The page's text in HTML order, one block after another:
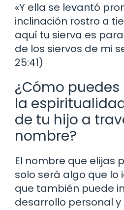
«Y ella se levantó
inclinación rostro a
aquí tu sierva es
de los siervos de mi
25:41)
¿Cómo
la
de tu hijo a
nombre?
El nombre que elijas
solo será algo que lo
que también puede
desarrollo personal y